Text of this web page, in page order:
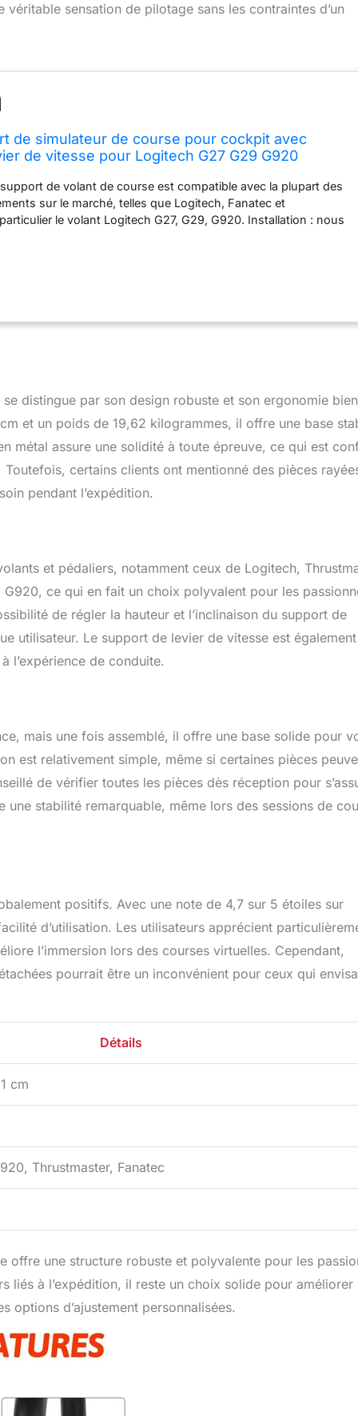
sensation de pilotage sans les contraintes d’un
de simulateur de course pour cockpit avec
de vitesse pour Logitech G27 G29 G920
de volant de course est compatible avec la plupart des
sur le marché, telles que Logitech, Fanatec et
le volant Logitech G27, G29, G920. Installation : nous
de 50 mm. Fournit un environnement de jeu plus
de s'adapter à sa situation. Remarque : le support de
de course ne comprend pas d'équipements de course, tels
me contacter, nous y répondrons rapidement et vous offrirons
d'achat.
distingue par son design robuste et son ergonomie bien
et un poids de 19,62 kilogrammes, il offre une base
métal assure une solidité à toute épreuve, ce qui est
certains clients ont mentionné des pièces
pendant l’expédition.
et pédaliers, notamment ceux de Logitech,
ce qui en fait un choix polyvalent pour les
de régler la hauteur et l’inclinaison du support de
utilisateur. Le support de levier de vitesse est également
l’expérience de conduite.
mais une fois assemblé, il offre une base solide pour
est relativement simple, même si certaines pièces
de vérifier toutes les pièces dès réception pour
stabilité remarquable, même lors des sessions de
positifs. Avec une note de 4,7 sur 5 étoiles sur
d’utilisation. Les utilisateurs apprécient
l’immersion lors des courses virtuelles. Cependant,
pourrait être un inconvénient pour ceux qui
Détails
cm
Thrustmaster, Fanatec
offre une structure robuste et polyvalente pour les
liés à l’expédition, il reste un choix solide pour améliorer
options d’ajustement personnalisées.